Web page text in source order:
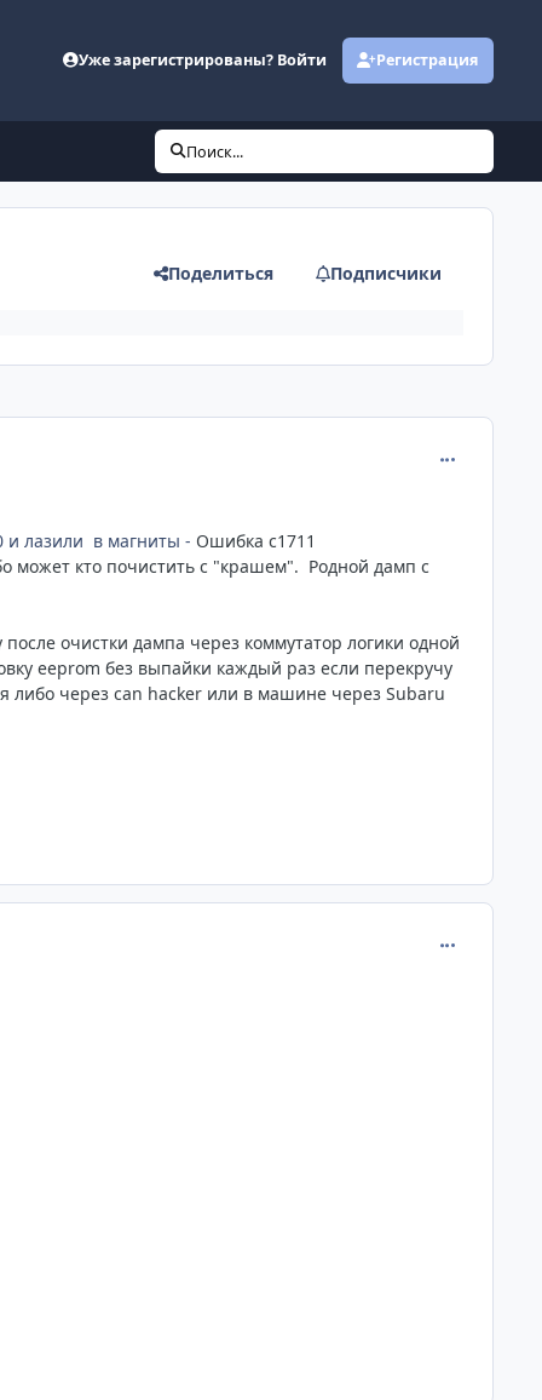
Уже зарегистрированы? Войти Регистрация
Поиск...
Поделиться Подписчики
и лазили в магниты - Ошибка c1711
может кто почистить с "крашем". Родной дамп с
очистки дампа через коммутатор логики одной
eeprom без выпайки каждый раз если перекручу
через can hacker или в машине через Subaru